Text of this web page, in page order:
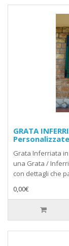
GRATA
Grata Inferriata
una Grata /
con dettagli che
0,00€